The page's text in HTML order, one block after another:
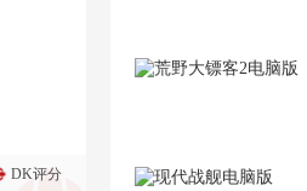
DK评分